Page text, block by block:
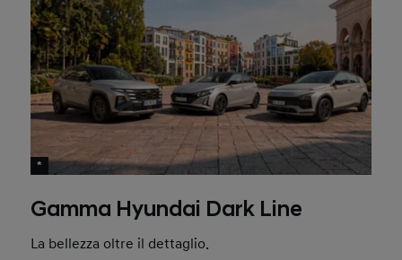
*
Gamma Hyundai Dark Line
La bellezza oltre il dettaglio.